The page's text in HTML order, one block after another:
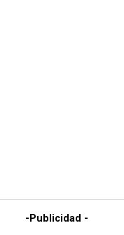
-Publicidad -